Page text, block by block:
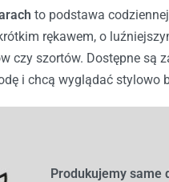
to podstawa
rękawem, o
czy szortów. Dostępne są
i chcą wyglądać stylowo
Produkujemy same